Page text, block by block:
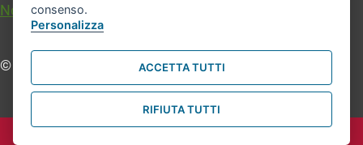
Note legali
© Comune di Bologna. Tutti i diritti riservati.
consenso.
Personalizza
ACCETTA TUTTI
RIFIUTA TUTTI